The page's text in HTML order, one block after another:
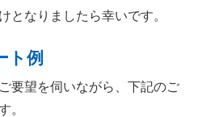
となりましたら幸いです。
ト例
要望を伺いながら、下記のご
。